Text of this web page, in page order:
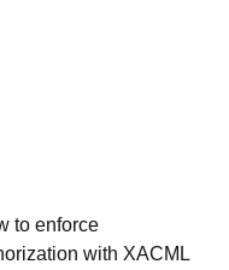
to enforce
with XACML